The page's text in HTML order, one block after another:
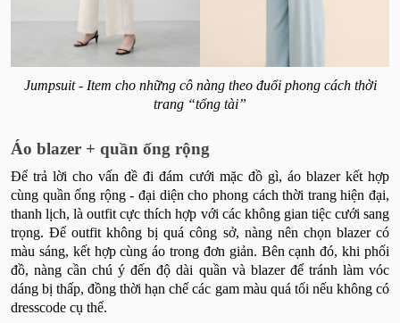
Jumpsuit - Item cho những cô nàng theo đuổi phong cách thời
trang “tổng tài”
Áo blazer + quần ống rộng
Để trả lời cho vấn đề đi đám cưới mặc đồ gì​, áo blazer kết hợp
cùng quần ống rộng - đại diện cho phong cách thời trang hiện đại,
thanh lịch, là outfit cực thích hợp với các không gian tiệc cưới sang
trọng. Để outfit không bị quá công sở, nàng nên chọn blazer có
màu sáng, kết hợp cùng áo trong đơn giản. Bên cạnh đó, khi phối
đồ, nàng cần chú ý đến độ dài quần và blazer để tránh làm vóc
dáng bị thấp, đồng thời hạn chế các gam màu quá tối nếu không có
dresscode cụ thể.